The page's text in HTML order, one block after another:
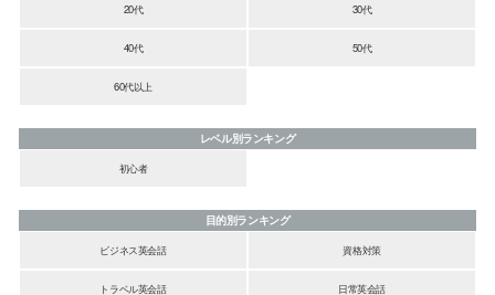
20代
30代
40代 50代
60代以上
レベル別ランキング
初心者
目的別ランキング
ビジネス英会話
資格対策
トラベル英会話 日常英会話